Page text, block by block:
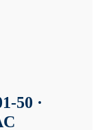
50 ·